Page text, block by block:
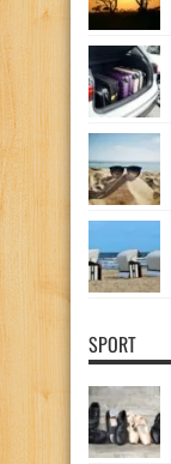
SPORT